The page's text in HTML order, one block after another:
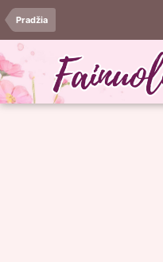
Pradžia